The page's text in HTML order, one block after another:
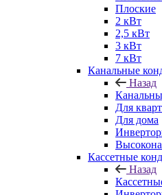
Плоские
2 кВт
2,5 кВт
3 кВт
7 кВт
Канальные
Назад
Для
Для дома
Кассетные
Назад